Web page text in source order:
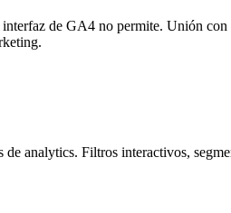
de GA4 no permite. Unión
analytics. Filtros interactivos,